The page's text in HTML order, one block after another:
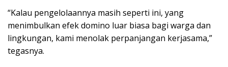
“Kalau pengelolaannya masih seperti ini, yang
menimbulkan efek domino luar biasa bagi warga dan
lingkungan, kami menolak perpanjangan kerjasama,”
tegasnya.